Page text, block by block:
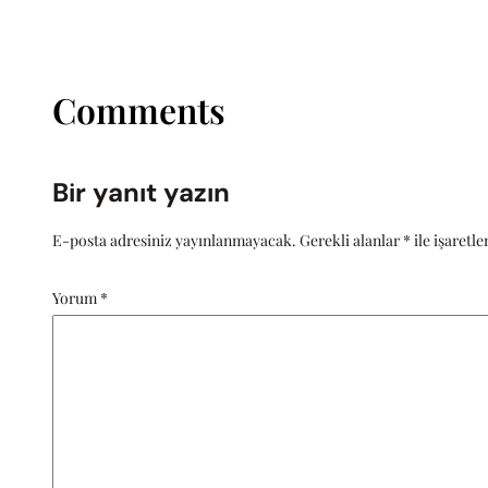
Comments
Bir yanıt yazın
E-posta adresiniz yayınlanmayacak. Gerekli alanlar * ile
Yorum *